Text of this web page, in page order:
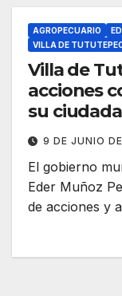
AGROPECUARIO
VILLA DE
Villa de
acciones
su
9 DE JUNIO
El gobierno
Eder Muñoz
de acciones y